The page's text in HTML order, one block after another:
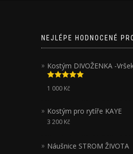
NEJLÉPE HODNOCENÉ
Kostým DIVOŽENKA -
Hodnocení
5.00z 5
1 000 Kč
Kostým pro rytíře KAYE
3 200 Kč
Náušnice STROM ŽIVOTA